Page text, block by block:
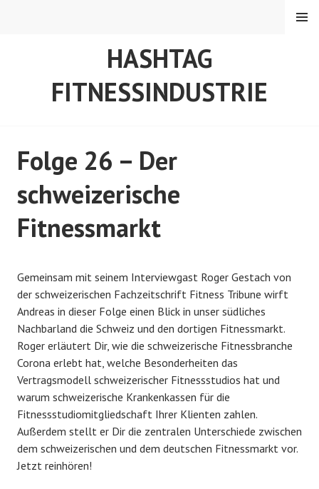
HASHTAG
FITNESSINDUSTRIE
MENÜ
Folge 26 – Der
schweizerische
Fitnessmarkt
e
r
ö
f
f
e
n
t
l
i
c
h
o
n
A
B
e
c
h
l
e
r
Gemeinsam mit seinem Interviewgast Roger Gestach von
der schweizerischen Fachzeitschrift Fitness Tribune wirft
Andreas in dieser Folge einen Blick in unser südliches
Nachbarland die Schweiz und den dortigen Fitnessmarkt.
Roger erläutert Dir, wie die schweizerische Fitnessbranche
Corona erlebt hat, welche Besonderheiten das
Vertragsmodell schweizerischer Fitnessstudios hat und
warum schweizerische Krankenkassen für die
Fitnessstudiomitgliedschaft Ihrer Klienten zahlen.
Außerdem stellt er Dir die zentralen Unterschiede zwischen
dem schweizerischen und dem deutschen Fitnessmarkt vor.
Jetzt reinhören!